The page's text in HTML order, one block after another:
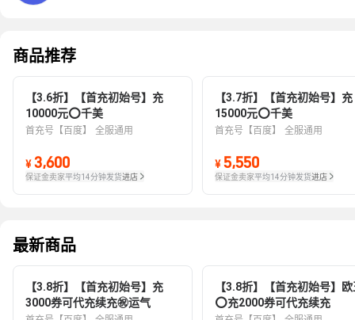
商品推荐
【3.6折】【首充初始号】充
10000元⭕千美
首充号【百度】 全服通用
¥ 3,600
保证金卖家平均14分钟发货进店
【3.7折】【首充初始号】充
15000元⭕千美
首充号【百度】 全服通用
¥ 5,550
保证金卖家平均14分钟发货进店
最新商品
【3.8折】【首充初始号】充
3000券可代充续充㊗️运气
【3.8折】【首充初始号】
⭕充2000券可代充续充